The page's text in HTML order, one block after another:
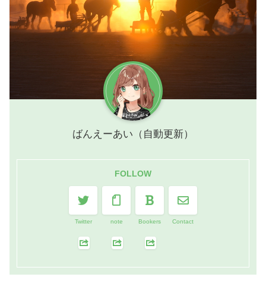
ばんえーあい（自動更新）
FOLLOW
Twitter note Bookers Contact